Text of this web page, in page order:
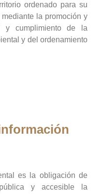
ordenado para su
la promoción y
y cumplimiento de la
y del ordenamiento
es la obligación de
y accesible la